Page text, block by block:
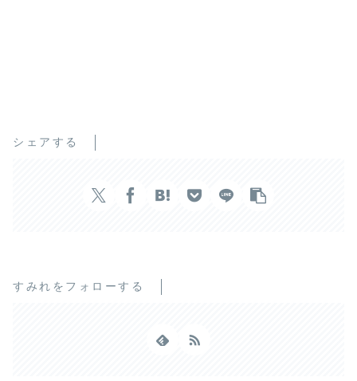
シェアする
すみれをフォローする